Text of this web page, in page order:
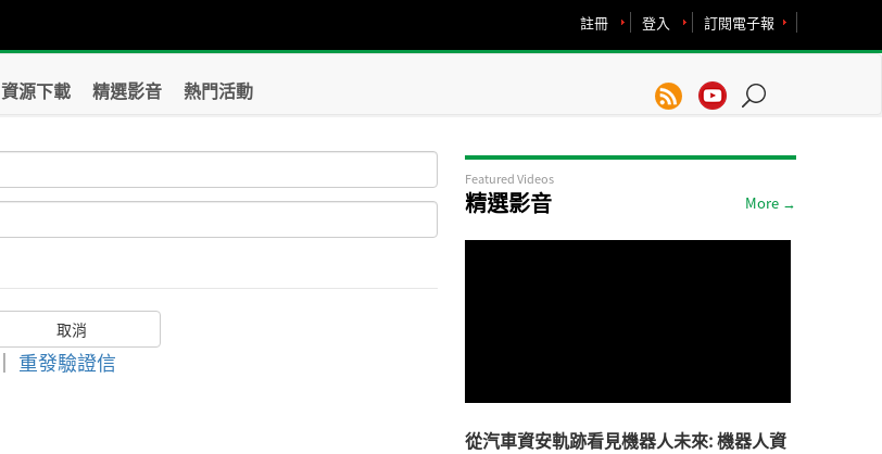
訂閱電子報
登入
註冊
資源下載 精選影音 熱門活動
｜ 重發驗證信
Featured Videos
精選影音 More →
從汽車資安軌跡看見機器人未來: 機器人資